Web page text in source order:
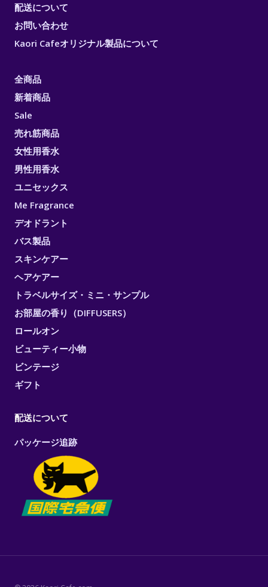
配送について
お問い合わせ
Kaori Cafeオリジナル製品について
全商品
新着商品
Sale
売れ筋商品
女性用香水
男性用香水
ユニセックス
Me Fragrance
デオドラント
バス製品
スキンケアー
ヘアケアー
トラベルサイズ・ミニ・サンプル
お部屋の香り（DIFFUSERS）
ロールオン
ビューティー小物
ビンテージ
ギフト
配送について
パッケージ追跡